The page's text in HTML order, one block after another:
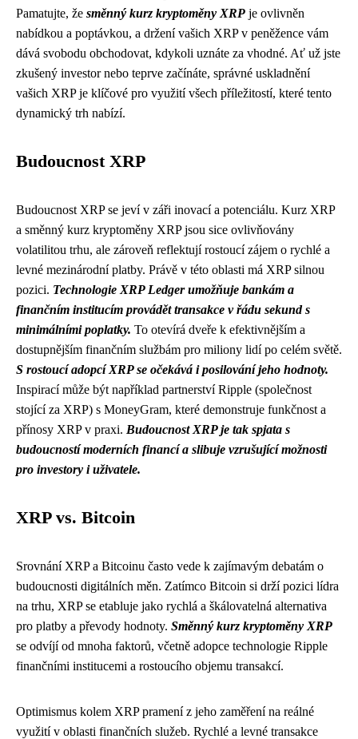
Pamatujte, že směnný kurz kryptoměny XRP je ovlivněn
nabídkou a poptávkou, a držení vašich XRP v peněžence vám
dává svobodu obchodovat, kdykoli uznáte za vhodné. Ať už jste
zkušený investor nebo teprve začínáte, správné uskladnění
vašich XRP je klíčové pro využití všech příležitostí, které tento
dynamický trh nabízí.
Budoucnost XRP
Budoucnost XRP se jeví v záři inovací a potenciálu. Kurz XRP
a směnný kurz kryptoměny XRP jsou sice ovlivňovány
volatilitou trhu, ale zároveň reflektují rostoucí zájem o rychlé a
levné mezinárodní platby. Právě v této oblasti má XRP silnou
pozici. Technologie XRP Ledger umožňuje bankám a
finančním institucím provádět transakce v řádu sekund s
minimálními poplatky. To otevírá dveře k efektivnějším a
dostupnějším finančním službám pro miliony lidí po celém světě.
S rostoucí adopcí XRP se očekává i posilování jeho hodnoty.
Inspirací může být například partnerství Ripple (společnost
stojící za XRP) s MoneyGram, které demonstruje funkčnost a
přínosy XRP v praxi. Budoucnost XRP je tak spjata s
budoucností moderních financí a slibuje vzrušující možnosti
pro investory i uživatele.
XRP vs. Bitcoin
Srovnání XRP a Bitcoinu často vede k zajímavým debatám o
budoucnosti digitálních měn. Zatímco Bitcoin si drží pozici lídra
na trhu, XRP se etabluje jako rychlá a škálovatelná alternativa
pro platby a převody hodnoty. Směnný kurz kryptoměny XRP
se odvíjí od mnoha faktorů, včetně adopce technologie Ripple
finančními institucemi a rostoucího objemu transakcí.
Optimismus kolem XRP pramení z jeho zaměření na reálné
využití v oblasti finančních služeb. Rychlé a levné transakce